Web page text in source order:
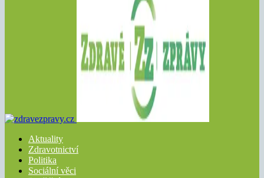
Aktuality
Zdravotnictví
Politika
Sociální věci